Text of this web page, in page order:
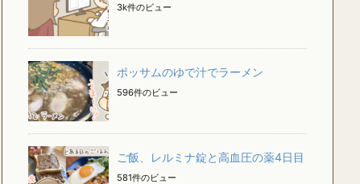
3k件のビュー
ポッサムのゆで汁でラーメン
596件のビュー
ご飯、レルミナ錠と高血圧の薬4日目
581件のビュー